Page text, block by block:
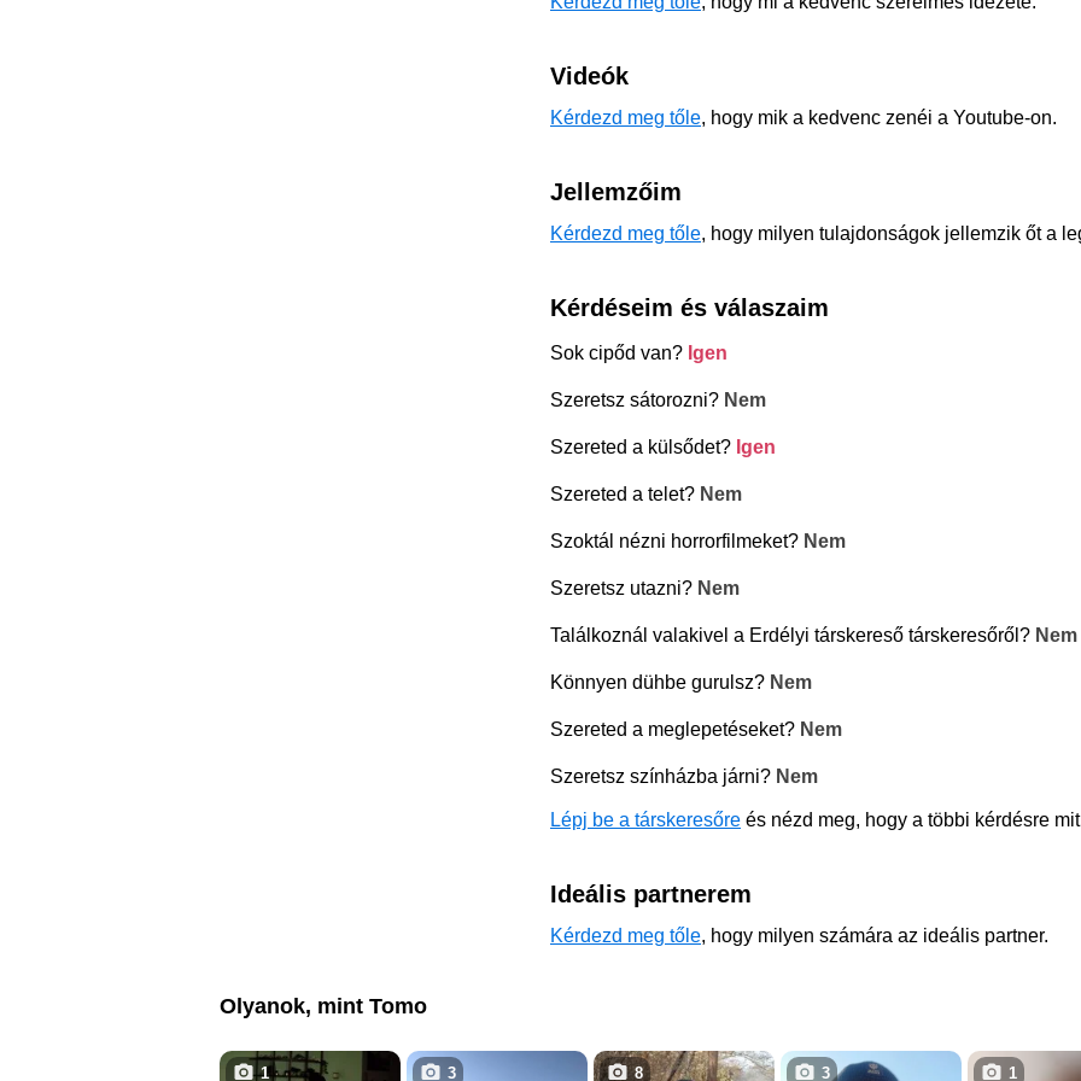
Videók
Kérdezd meg tőle, hogy mik a kedvenc zenéi a Youtube-on.
Jellemzőim
Kérdezd meg tőle, hogy milyen tulajdonságok jellemzik őt a
Kérdéseim és válaszaim
Sok cipőd van? Igen
Szeretsz sátorozni? Nem
Szereted a külsődet? Igen
Szereted a telet? Nem
Szoktál nézni horrorfilmeket? Nem
Szeretsz utazni? Nem
Találkoznál valakivel a Erdélyi társkereső társkeresőről? Nem
Könnyen dühbe gurulsz? Nem
Szereted a meglepetéseket? Nem
Szeretsz színházba járni? Nem
Lépj be a társkeresőre és nézd meg, hogy a többi kérdésre
Ideális partnerem
Kérdezd meg tőle, hogy milyen számára az ideális partner.
Olyanok, mint Tomo
1 3 8 3 1